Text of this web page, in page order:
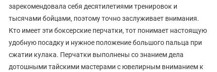
зарекомендовала себя десятилетиями тренировок и
тысячами бойцами, поэтому точно заслуживает внимания.
Кто имеет эти боксерские перчатки, тот понимает настоящую
удобную посадку и нужное положение большого пальца при
сжатии кулака. Перчатки выполнены со знанием дела
дотошными тайскими мастерами с ювелирным вниманием к